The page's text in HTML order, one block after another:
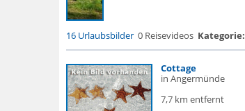
16 Urlaubsbilder 0 Reisevideos Kategorie:
Cottage
in Angermünde
7,7 km entfernt